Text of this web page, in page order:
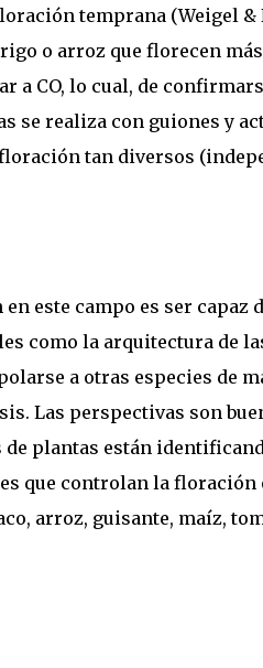
temprana (Weigel &
o arroz que florecen
a CO, lo cual, de
se realiza con guiones y
tan diversos
este campo es ser
como la arquitectura de
a otras especies de
Las perspectivas son
plantas están
que controlan la floración
arroz, guisante, maíz,